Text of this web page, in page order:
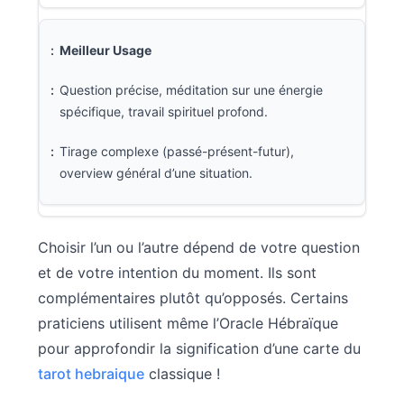
Meilleur Usage
Question précise, méditation sur une énergie
spécifique, travail spirituel profond.
Tirage complexe (passé-présent-futur),
overview général d’une situation.
Choisir l’un ou l’autre dépend de votre question
et de votre intention du moment. Ils sont
complémentaires plutôt qu’opposés. Certains
praticiens utilisent même l’Oracle Hébraïque
pour approfondir la signification d’une carte du
tarot hebraique classique !